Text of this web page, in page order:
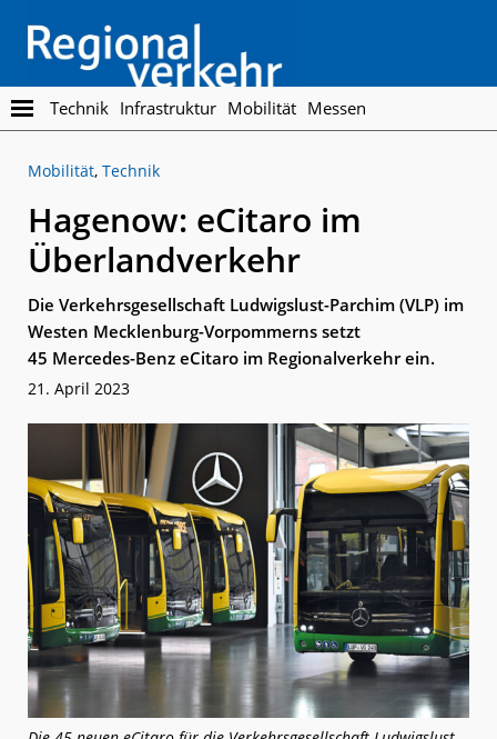
main
content
footer
Regionalverkehr
Die
Fachzeitschrift
den
Personennahverkehr
Technik Infrastruktur Mobilität Messen
Mobilität, Technik
Hagenow: eCitaro im
Überlandverkehr
Die Verkehrsgesellschaft Ludwigslust-Parchim (VLP) im
Westen Mecklenburg-Vorpommerns setzt
45 Mercedes-Benz eCitaro im Regionalverkehr ein.
21. April 2023